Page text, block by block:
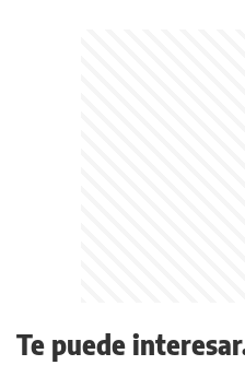
Te puede